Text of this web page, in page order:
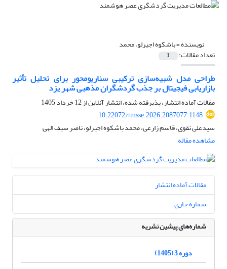
نویسنده =باشکوه اجیرلو، محمد
تعداد مقالات: 1
طراحی مدل شبیه‌سازی ترکیبی سناریومحور برای تحلیل تأثیر
بازاریابی فیجیتال بر جذب گردشگران مذهبی شهر یزد
مقالات آماده انتشار، پذیرفته شده، انتشار آنلاین از12 خرداد 1405
10.22072/tmsse.2026.2087077.1148
سیدعلی نقوی، قاسم زارعی، محمد باشکوه اجیرلو، ناصر سیف الهی
مشاهده مقاله
مقالات آماده انتشار
شماره جاری
شماره‌های پیشین نشریه
دوره 3 (1405)